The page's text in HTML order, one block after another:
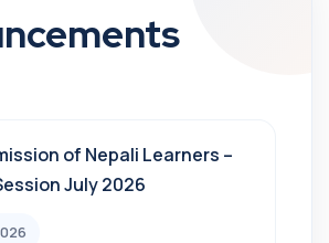
of Nepali Learners –
July 2026